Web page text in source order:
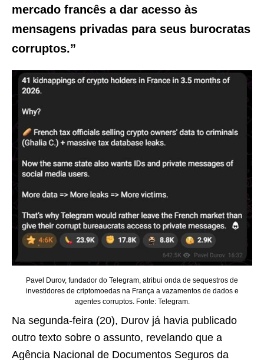
mercado francês a dar acesso às
mensagens privadas para seus burocratas
corruptos.”
Pavel Durov, fundador do Telegram, atribui onda de sequestros de
investidores de criptomoedas na França a vazamentos de dados e
agentes corruptos. Fonte: Telegram.
Na segunda-feira (20), Durov já havia publicado
outro texto sobre o assunto, revelando que a
Agência Nacional de Documentos Seguros da